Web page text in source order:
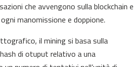
che avvengono sulla blockchain e
manomissione e doppione.
il mining si basa sulla
di otuput relativo a una